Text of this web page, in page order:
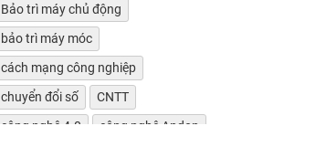
Bảo trì máy chủ động
bảo trì máy móc
cách mạng công nghiệp
chuyển đổi số
CNTT
công nghệ 4.0
công nghệ Andon